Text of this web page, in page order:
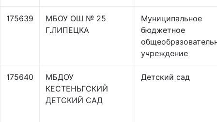
175639
МБОУ ОШ № 25
Г.ЛИПЕЦКА
Муниципальное
бюджетное
учреждение
175640
МБДОУ
КЕСТЕНЬГСКИЙ
ДЕТСКИЙ САД
Детский сад